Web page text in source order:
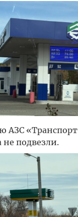
АЗС
подвезли.